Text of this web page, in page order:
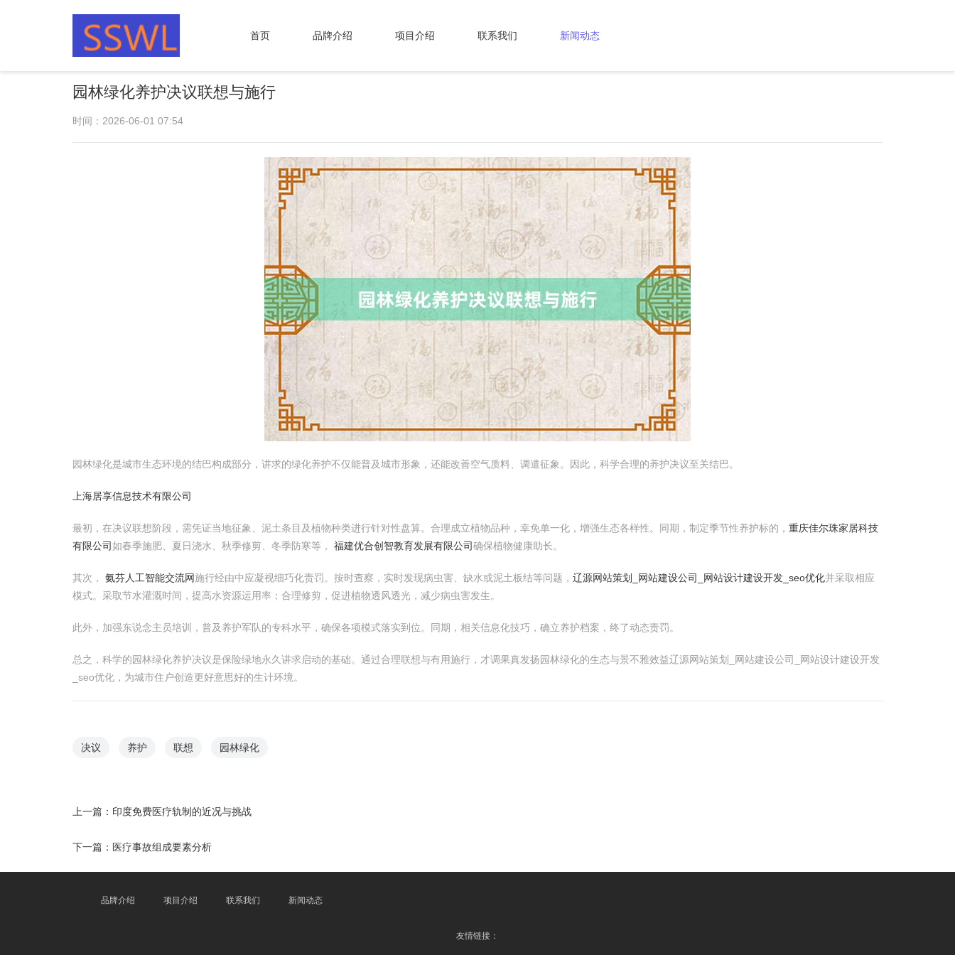
首页 品牌介绍 项目介绍 联系我们 新闻动态
园林绿化养护决议联想与施行
时间：2026-06-01 07:54
园林绿化是城市生态环境的结巴构成部分，讲求的绿化养护不仅能普及城市形象，还能改善空气质料、调遣征象。因此，科学合理的养护决议至关结巴。
上海居享信息技术有限公司
最初，在决议联想阶段，需凭证当地征象、泥土条目及植物种类进行针对性盘算。合理成立植物品种，幸免单一化，增强生态各样性。同期，制定季节性养护标的， 重庆佳尔珠家居科技
有限公司如春季施肥、夏日浇水、秋季修剪、冬季防寒等， 福建优合创智教育发展有限公司确保植物健康助长。
其次， 氨芬人工智能交流网施行经由中应凝视细巧化责罚。按时查察，实时发现病虫害、缺水或泥土板结等问题， 辽源网站策划_网站建设公司_网站设计建设开发_seo优化并采取相应
模式。采取节水灌溉时间，提高水资源运用率；合理修剪，促进植物透风透光，减少病虫害发生。
此外，加强东说念主员培训，普及养护军队的专科水平，确保各项模式落实到位。同期，相关信息化技巧，确立养护档案，终了动态责罚。
总之，科学的园林绿化养护决议是保险绿地永久讲求启动的基础。通过合理联想与有用施行，才调果真发扬园林绿化的生态与景不雅效益辽源网站策划_网站建设公司_网站设计建设开发
_seo优化，为城市住户创造更好意思好的生计环境。
决议 养护 联想 园林绿化
上一篇： 印度免费医疗轨制的近况与挑战
下一篇： 医疗事故组成要素分析
品牌介绍 项目介绍 联系我们 新闻动态
友情链接：